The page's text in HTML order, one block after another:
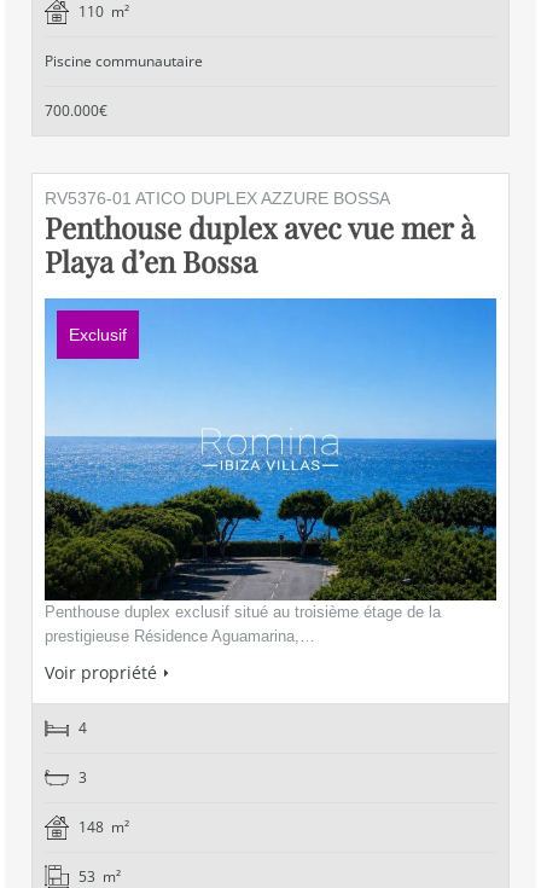
110 m²
Piscine communautaire
700.000€
RV5376-01 ATICO DUPLEX AZZURE BOSSA
Penthouse duplex avec vue mer à
Playa d’en Bossa
Exclusif
Penthouse duplex exclusif situé au troisième étage de la
prestigieuse Résidence Aguamarina,…
Voir propriété
4
3
148 m²
53 m²